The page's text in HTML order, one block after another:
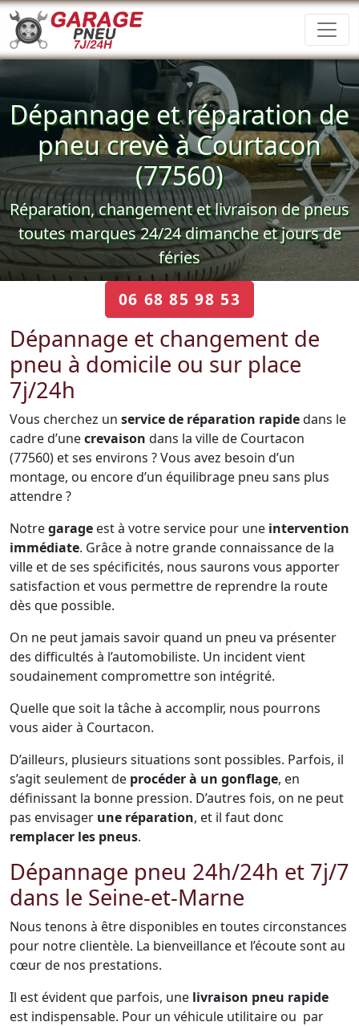
Dépannage et réparation de
pneu crevè à Courtacon
(77560)
Réparation, changement et livraison de pneus
toutes marques 24/24 dimanche et jours de
féries
06 68 85 98 53
Dépannage et changement de
pneu à domicile ou sur place
7j/24h
Vous cherchez un service de réparation rapidedans le
cadre d’unecrevaison dans la ville de Courtacon
(77560) et ses environs ? Vous avez besoin d’un
montage, ou encore d’un équilibrage pneu sans plus
attendre ?
Notregarage est à votre service pour une intervention
immédiate. Grâce à notre grande connaissance de la
ville et de ses spécificités, nous saurons vous apporter
satisfaction et vous permettre de reprendre la route
dès que possible.
On ne peut jamais savoir quand un pneu va présenter
des difficultés à l’automobiliste. Un incident vient
soudainement compromettre son intégrité.
Quelle que soit la tâche à accomplir, nous pourrons
vous aider à Courtacon.
D’ailleurs, plusieurs situations sont possibles. Parfois, il
s’agit seulement de procéder à un gonflage, en
définissant la bonne pression. D’autres fois, on ne peut
pas envisager une réparation, et il faut donc
remplacer les pneus.
Dépannage pneu 24h/24h et 7j/7
dans le Seine-et-Marne
Nous tenons à être disponibles en toutes circonstances
pour notre clientèle. La bienveillance et l’écoute sont au
cœur de nos prestations.
Il est évident que parfois, une livraison pneu rapide
est indispensable. Pour un véhicule utilitaire ou par